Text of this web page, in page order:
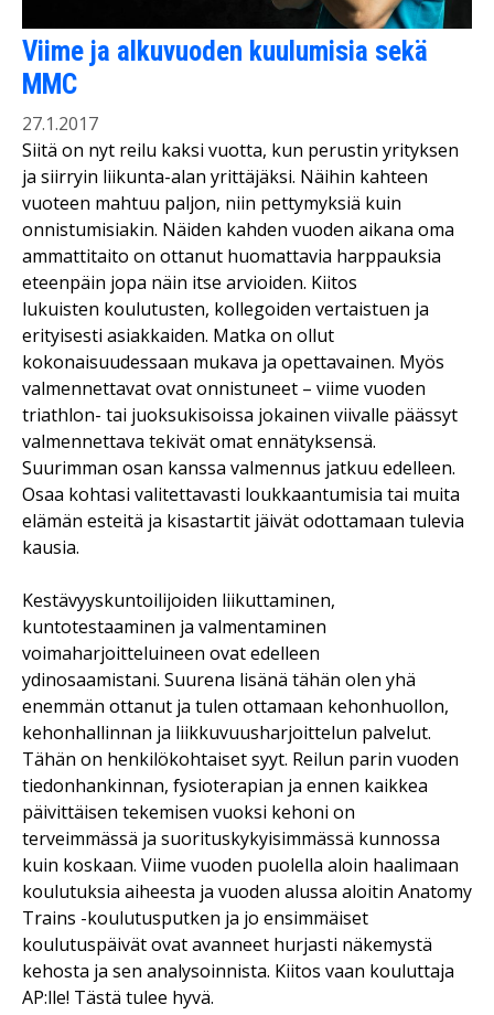
Viime ja alkuvuoden kuulumisia sekä
MMC
27.1.2017
Siitä on nyt reilu kaksi vuotta, kun perustin yrityksen
ja siirryin liikunta-alan yrittäjäksi. Näihin kahteen
vuoteen mahtuu paljon, niin pettymyksiä kuin
onnistumisiakin. Näiden kahden vuoden aikana oma
ammattitaito on ottanut huomattavia harppauksia
eteenpäin jopa näin itse arvioiden. Kiitos
lukuisten koulutusten, kollegoiden vertaistuen ja
erityisesti asiakkaiden. Matka on ollut
kokonaisuudessaan mukava ja opettavainen. Myös
valmennettavat ovat onnistuneet – viime vuoden
triathlon- tai juoksukisoissa jokainen viivalle päässyt
valmennettava tekivät omat ennätyksensä.
Suurimman osan kanssa valmennus jatkuu edelleen.
Osaa kohtasi valitettavasti loukkaantumisia tai muita
elämän esteitä ja kisastartit jäivät odottamaan tulevia
kausia.
Kestävyyskuntoilijoiden liikuttaminen,
kuntotestaaminen ja valmentaminen
voimaharjoitteluineen ovat edelleen
ydinosaamistani. Suurena lisänä tähän olen yhä
enemmän ottanut ja tulen ottamaan kehonhuollon,
kehonhallinnan ja liikkuvuusharjoittelun palvelut.
Tähän on henkilökohtaiset syyt. Reilun parin vuoden
tiedonhankinnan, fysioterapian ja ennen kaikkea
päivittäisen tekemisen vuoksi kehoni on
terveimmässä ja suorituskykyisimmässä kunnossa
kuin koskaan. Viime vuoden puolella aloin haalimaan
koulutuksia aiheesta ja vuoden alussa aloitin Anatomy
Trains -koulutusputken ja jo ensimmäiset
koulutuspäivät ovat avanneet hurjasti näkemystä
kehosta ja sen analysoinnista. Kiitos vaan kouluttaja
AP:lle! Tästä tulee hyvä.